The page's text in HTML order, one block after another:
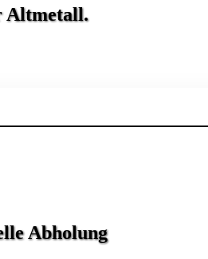
Altmetall.
Abholung